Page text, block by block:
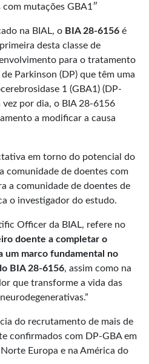
mutações GBA1″
na BIAL, o BIA 28-6156 é
desta classe de
para o tratamento
Parkinson (DP) que têm uma
1 (GBA1) (DP-
por dia, o BIA 28-6156
a modificar a causa
em torno do potencial do
comunidade de doentes com
a comunidade de doentes de
o investigador do estudo.
Officer da BIAL, refere no
doente a completar o
um marco fundamental no
BIA 28-6156, assim como na
que transforme a vida das
do recrutamento de mais de
confirmados com DP-GBA em
Europa e na América do